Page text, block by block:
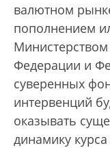
валютном
пополнением
Федерации и
суверенных
интервенций
оказывать
динамику